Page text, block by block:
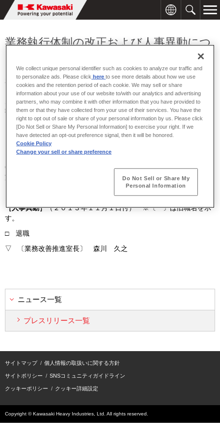
業務執行体制の改正および人事異動につ
2013年10月25日
川崎重工グループの日本飛行機は、２０１３年１１月１日付で業務
執行体制の改正および人事異動を次のとおり行います。
［業務執行体制の改正］
▽ 取締役（航空宇宙機器事業部長、業務改善推進室担当兼 業務改
善推進室長）〔航空宇宙機器事業部長、 業務改善推進室担当〕 中
家 稔之
［人事異動］（２０１３年１１月１日付） ※〔 〕は旧職名を示
す。
□ 退職
▽ 〔業務改善推進室長〕 森川 久之
ニュース一覧
プレスリリース一覧
サイトマップ 個人情報の取扱いに関する方針
サイトポリシー SNSコミュニティガイドライン
クッキーポリシー クッキー詳細設定
Copyright © Kawasaki Heavy Industries, Ltd. All rights reserved.
We collect unique personal identifier such as cookies to analyze our traffic and
to personalize ads. Please click hereto see more details about how we use
cookies and the retention period of each cookie. We may sell or share
information about your use of our website to/with our analytics and advertising
partners, who may combine it with other information that you have provided to
them or that they have collected from your use of their services. You have the
right to opt out of sale or share of your personal information by us. Please click
[Do Not Sell or Share My Personal Information] to exercise your right. If we
have detected an opt-out preference signal, then it will be honored.
Cookie Policy
Change your sell or share preference
Do Not Sell or Share My
Personal Information